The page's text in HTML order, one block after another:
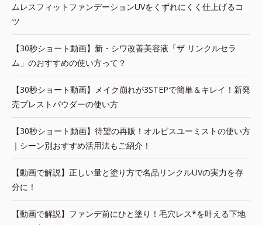
ムレスフィットファンデーションUVをくずれにくく仕上げるコ
ツ
【30秒ショート動画】新・シワ改善美容液「ザ リンクルセラ
ム」のおすすめの使い方って？
【30秒ショート動画】メイク崩れが3STEPで簡単＆キレイ！新発
売プレストパウダーの使い方
【30秒ショート動画】待望の再販！オルビスユーミストの使い方
｜シーン別おすすめ活用法もご紹介！
【動画で解説】正しい量と塗り方で名品リンクルUVの実力を存
分に！
【動画で解説】ファンデ前にひと塗り！毛穴レス*を叶える下地